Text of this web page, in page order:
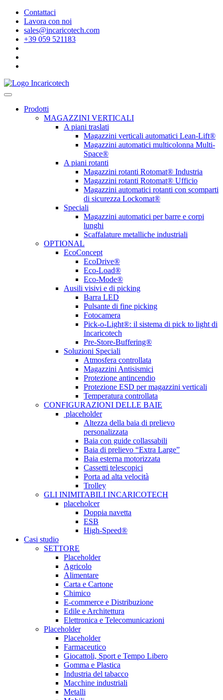
Contattaci
Lavora con noi
sales@incaricotech.com
+39 059 521183
Prodotti
MAGAZZINI VERTICALI
A piani traslati
Magazzini verticali automatici Lean-Lift®
Magazzini automatici multicolonna Multi-
Space®
A piani rotanti
Magazzini rotanti Rotomat® Industria
Magazzini rotanti Rotomat® Ufficio
Magazzini automatici rotanti con scomparti
di sicurezza Lockomat®
Speciali
Magazzini automatici per barre e corpi
lunghi
Scaffalature metalliche industriali
OPTIONAL
EcoConcept
EcoDrive®
Eco-Load®
Eco-Mode®
Ausili visivi e di picking
Barra LED
Pulsante di fine picking
Fotocamera
Pick-o-Light®: il sistema di pick to light di
Incaricotech
Pre-Store-Buffering®
Soluzioni Speciali
Atmosfera controllata
Magazzini Antisismici
Protezione antincendio
Protezione ESD per magazzini verticali
Temperatura controllata
CONFIGURAZIONI DELLE BAIE
placeholder
Altezza della baia di prelievo
personalizzata
Baia con guide collassabili
Baia di prelievo “Extra Large”
Baia esterna motorizzata
Cassetti telescopici
Porta ad alta velocità
Trolley
GLI INIMITABILI INCARICOTECH
placeholcer
Doppia navetta
ESB
High-Speed®
Casi studio
SETTORE
Placeholder
Agricolo
Alimentare
Carta e Cartone
Chimico
E-commerce e Distribuzione
Edile e Architettura
Elettronica e Telecomunicazioni
Placeholder
Placeholder
Farmaceutico
Giocattoli, Sport e Tempo Libero
Gomma e Plastica
Industria del tabacco
Macchine industriali
Metalli